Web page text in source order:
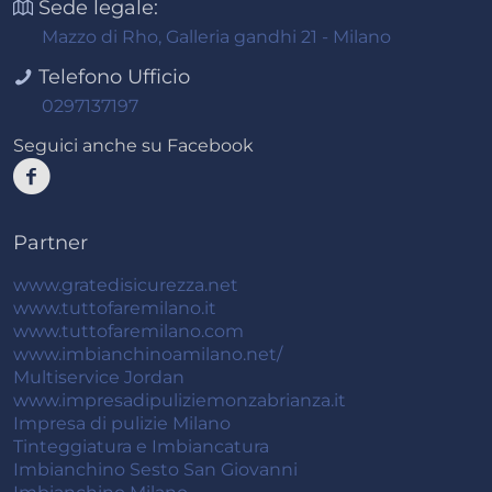
Sede legale:
Mazzo di Rho, Galleria gandhi 21 - Milano
Telefono Ufficio
0297137197
Seguici anche su Facebook
Partner
www.gratedisicurezza.net
www.tuttofaremilano.it
www.tuttofaremilano.com
www.imbianchinoamilano.net/
Multiservice Jordan
www.impresadipuliziemonzabrianza.it
Impresa di pulizie Milano
Tinteggiatura e Imbiancatura
Imbianchino Sesto San Giovanni